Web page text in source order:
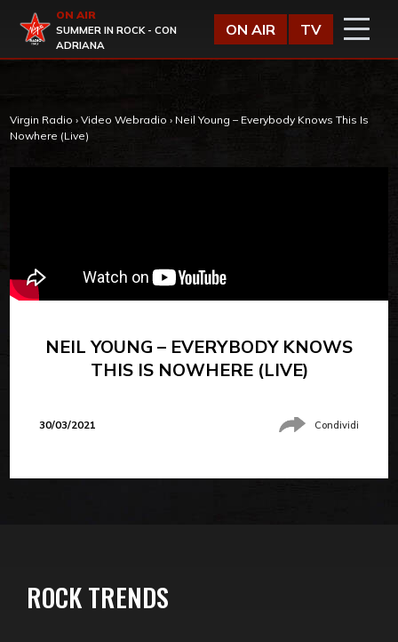
Virgin Radio
ON AIR
SUMMER IN ROCK - CON
ADRIANA
ON AIR TV
Virgin Radio › Video Webradio › Neil Young – Everybody Knows This Is
Nowhere (Live)
NEIL YOUNG – EVERYBODY KNOWS
THIS IS NOWHERE (LIVE)
30/03/2021 Condividi
ROCK TRENDS